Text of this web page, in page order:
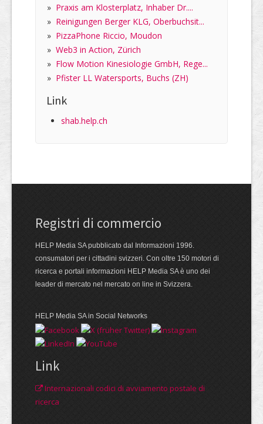
» Praxis am Klosterplatz, Inhaber Dr....
» Reinigungen Berger KLG, Oberbuchsit...
» PizzaPhone Riccio, Moudon
» Web3 in Action, Zürich
» Flow Motion Kinesiologie GmbH, Rege...
» Pfister LL Watersports, Buchs (ZH)
Link
shab.help.ch
Registri di commercio
HELP Media SA pubblicato dal Informazioni 1996.
consumatori per i cittadini svizzeri. Con oltre 150 motori di
ricerca e portali informazioni HELP Media SA è uno dei
leader di mercato nel mercato on line in Svizzera.
HELP Media SA in Social Networks
Link
Internazionali codici di avviamento postale di
ricerca